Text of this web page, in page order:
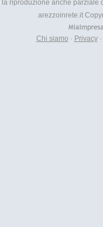
la riproduzione anche
arezzoinrete.it
Chi siamo · Privacy·